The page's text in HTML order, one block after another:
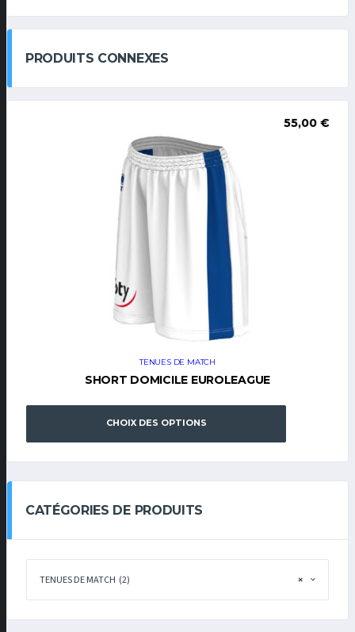
PRODUITS CONNEXES
TENUES DE MATCH
SHORT DOMICILE EUROLEAGUE
55,00 €
CHOIX DES OPTIONS
CATÉGORIES DE PRODUITS
×
TENUES DE MATCH (2)